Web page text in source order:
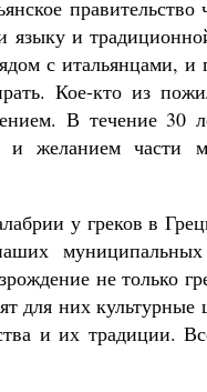
правительство
языку и
с итальянцами,
Кое-кто из
В течение 30
желанием части
у греков в
не только
для них
и их традиции.